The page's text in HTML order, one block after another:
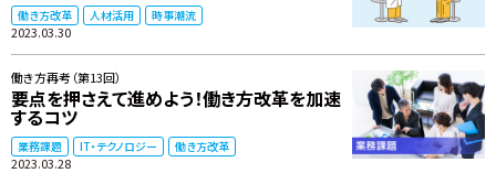
働き方改革 人材活用 時事潮流
2023.03.30
働き方再考（第13回）
要点を押さえて進めよう！働き方改革を加速
するコツ
業務課題 IT・テクノロジー 働き方改革
2023.03.28